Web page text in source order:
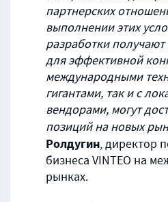
партнерских
выполнении этих
разработки
для эффективной
международными
гигантами, так и с
вендорами, могут
позиций на новых
Ролдугин, директор
бизнеса VINTEO на
рынках.